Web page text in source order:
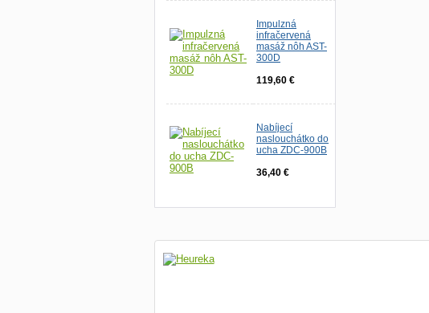
Impulzná
infračervená
masáž nôh AST-
300D
119,60 €
Nabíjecí
naslouchátko do
ucha ZDC-900B
36,40 €